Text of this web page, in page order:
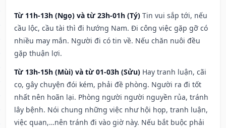
Từ 11h-13h (Ngọ) và từ 23h-01h (Tý) Tin vui sắp tới, nếu
cầu lộc, cầu tài thì đi hướng Nam. Đi công việc gặp gỡ có
nhiều may mắn. Người đi có tin về. Nếu chăn nuôi đều
gặp thuận lợi.
Từ 13h-15h (Mùi) và từ 01-03h (Sửu) Hay tranh luận, cãi
cọ, gây chuyện đói kém, phải đề phòng. Người ra đi tốt
nhất nên hoãn lại. Phòng người người nguyền rủa, tránh
lây bệnh. Nói chung những việc như hội họp, tranh luận,
việc quan,…nên tránh đi vào giờ này. Nếu bắt buộc phải